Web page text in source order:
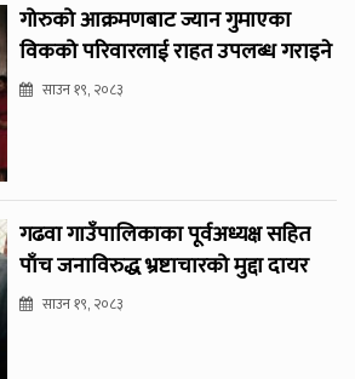
गोरुको आक्रमणबाट ज्यान गुमाएका
विकको परिवारलाई राहत उपलब्ध गराइने
साउन १९, २०८३
गढवा गाउँपालिकाका पूर्वअध्यक्ष सहित
पाँच जनाविरुद्ध भ्रष्टाचारको मुद्दा दायर
साउन १९, २०८३